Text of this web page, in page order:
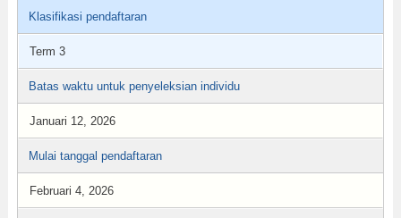
Klasifikasi pendaftaran
Term 3
Batas waktu untuk penyeleksian individu
Januari 12, 2026
Mulai tanggal pendaftaran
Februari 4, 2026